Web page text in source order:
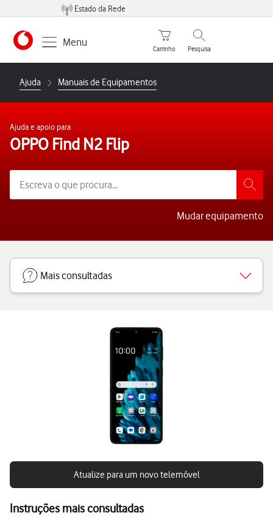
Estado da Rede
https://www.vodafone.pt
Menu
Carrinho de compras
Carrinho
Pesquisar
Pesquisa
Ajuda Manuais de Equipamentos
Ajuda e apoio para
OPPO Find N2 Flip
Mudar equipamento
Mais consultadas
Atualize para um novo telemóvel
Instruções mais consultadas